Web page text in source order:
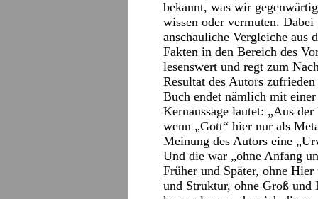
bekannt, was wir
wissen oder vermuten.
anschauliche Vergleiche aus
Fakten in den Bereich des
lesenswert und regt zum
Resultat des Autors
Buch endet nämlich mit einer
Kernaussage lautet: „Aus
wenn „Gott“ hier nur als
Meinung des Autors eine
Und die war „ohne Anfang
Früher und Später, ohne
und Struktur, ohne Groß